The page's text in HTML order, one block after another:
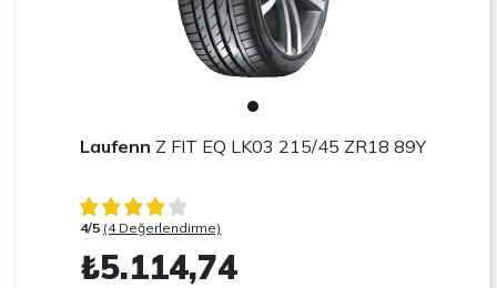
Laufenn Z FIT EQ LK03 215/45 ZR18 89Y
4/5 (4 Değerlendirme)
₺5.114,74